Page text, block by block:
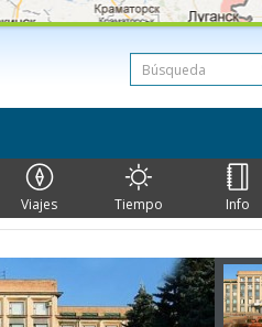
Viajes Tiempo Info